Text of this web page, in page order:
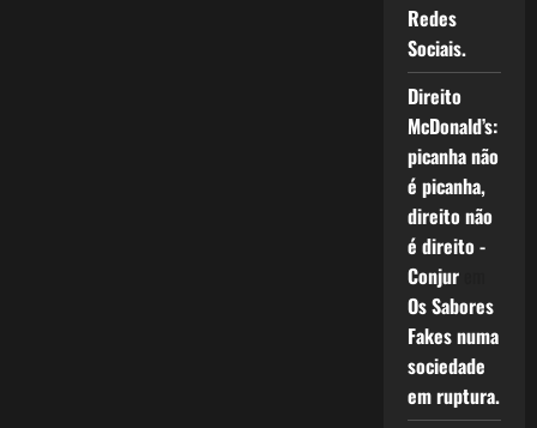
Redes
Sociais.
Direito
McDonald’s:
picanha não
é picanha,
direito não
é direito -
Conjurem
Os Sabores
Fakes numa
sociedade
em ruptura.